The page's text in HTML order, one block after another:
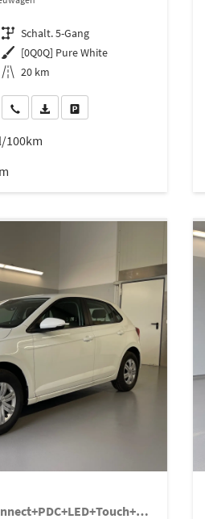
Getriebe Schalt. 5-Gang
Außenfarbe [0Q0Q] Pure White
Kilometerstand 20 km
Wir rufen Sie anFahrzeugexposé (PDF)
Fahrzeug parken
100km
1.0 MPI Sitzheizung+AppConnect+PDC+LED+Touch+Lichtsensor+MultiLenkrad